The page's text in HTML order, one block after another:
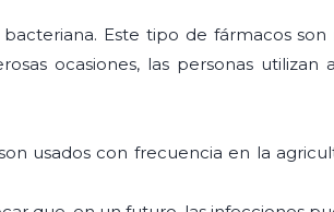
Este tipo de fármacos
ocasiones, las personas utilizan
usados con frecuencia en la